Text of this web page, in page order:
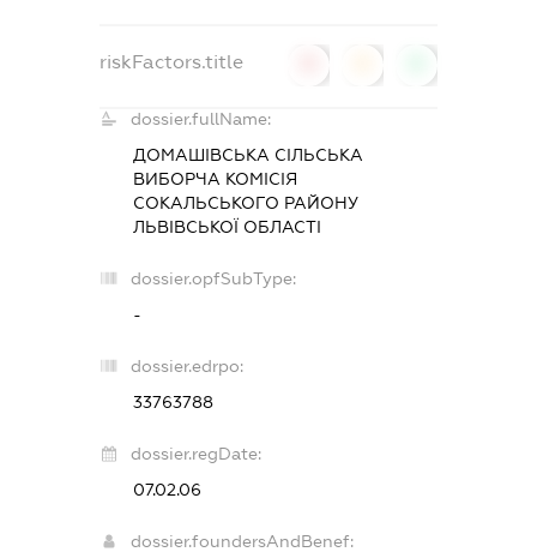
riskFactors.title
dossier.fullName:
ДОМАШІВСЬКА СІЛЬСЬКА
ВИБОРЧА КОМІСІЯ
СОКАЛЬСЬКОГО РАЙОНУ
ЛЬВІВСЬКОЇ ОБЛАСТІ
dossier.opfSubType:
-
dossier.edrpo:
33763788
dossier.regDate:
07.02.06
dossier.foundersAndBenef: